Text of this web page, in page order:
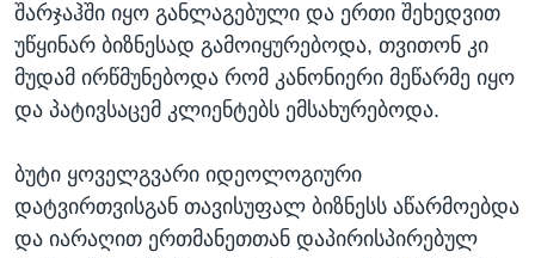
შარჯაჰში იყო განლაგებული და ერთი შეხედვით
უწყინარ ბიზნესად გამოიყურებოდა, თვითონ კი
მუდამ ირწმუნებოდა რომ კანონიერი მეწარმე იყო
და პატივსაცემ კლიენტებს ემსახურებოდა.
ბუტი ყოველგვარი იდეოლოგიური
დატვირთვისგან თავისუფალ ბიზნესს აწარმოებდა
და იარაღით ერთმანეთთან დაპირისპირებულ